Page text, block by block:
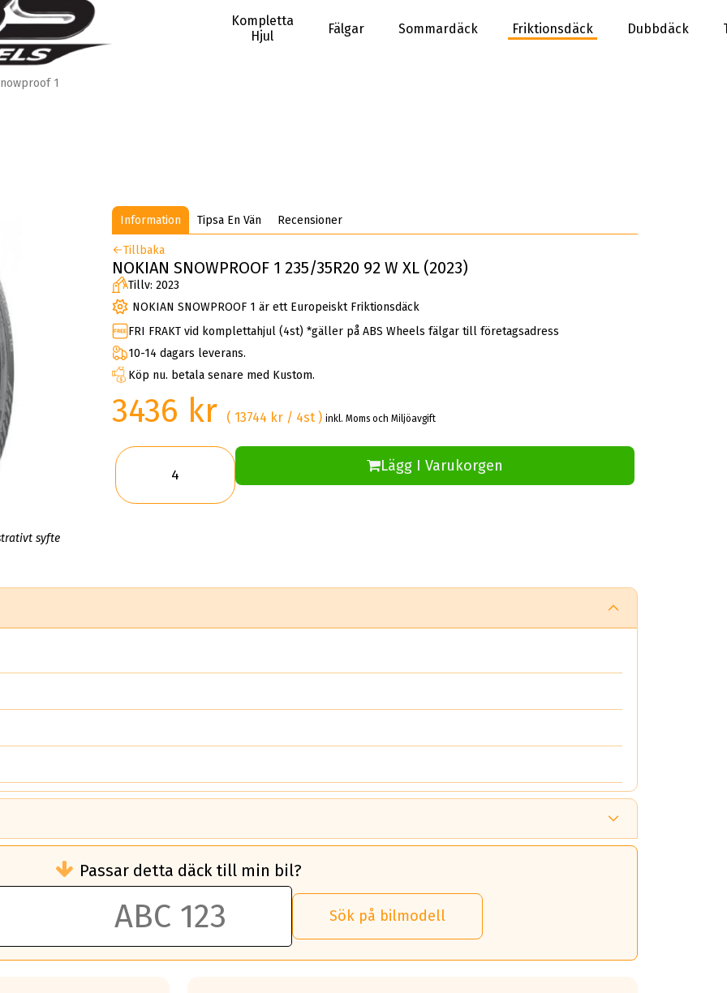
Kompletta
Hjul
Fälgar Sommardäck Friktionsdäck Dubbdäck
1
syfte
Information Tipsa En Vän Recensioner
Tillbaka
NOKIAN SNOWPROOF 1 235/35R20 92 W XL (2023)
Tillv: 2023
NOKIAN SNOWPROOF 1 är ett Europeiskt Friktionsdäck
FRI FRAKT vid komplettahjul (4st) *gäller på ABS Wheels fälgar till företagsadress
10-14 dagars leverans.
Köp nu. betala senare med Kustom.
3436 kr ( 13744 kr / 4st )inkl. Moms och Miljöavgift
Lägg I Varukorgen
än ett klass G däck.
50 liter bränsle med ett klass A däck gentemot ett klass G däck.
vilken rutt du kör, samt vilken körstil du använder.
Passar detta däck till min bil?
Sök på bilmodell